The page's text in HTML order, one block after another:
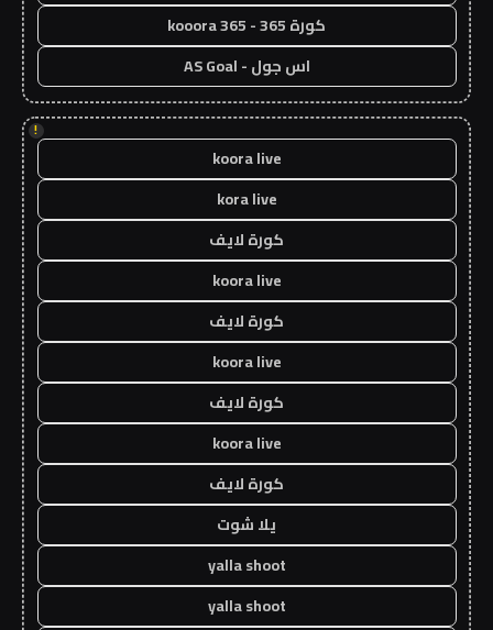
كورة 365 - kooora 365
اس جول - AS Goal
!
koora live
kora live
كورة لايف
koora live
كورة لايف
koora live
كورة لايف
koora live
كورة لايف
يلا شوت
yalla shoot
yalla shoot